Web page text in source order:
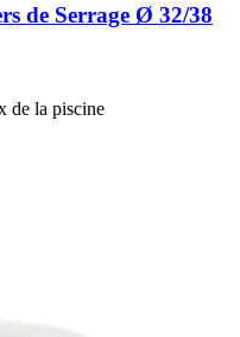
de Serrage Ø 32/38
de la piscine